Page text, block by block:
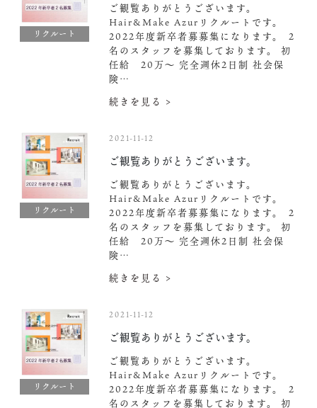
リクルート
ご観覧ありがとうございます。
Hair&Make Azurリクルートです。
2022年度新卒者募募集になります。 ２
名のスタッフを募集しております。 初
任給 20万〜 完全週休2日制 社会保
険…
続きを見る >
リクルート
2021-11-12
ご観覧ありがとうございます。
ご観覧ありがとうございます。
Hair&Make Azurリクルートです。
2022年度新卒者募募集になります。 ２
名のスタッフを募集しております。 初
任給 20万〜 完全週休2日制 社会保
険…
続きを見る >
リクルート
2021-11-12
ご観覧ありがとうございます。
ご観覧ありがとうございます。
Hair&Make Azurリクルートです。
2022年度新卒者募募集になります。 ２
名のスタッフを募集しております。 初